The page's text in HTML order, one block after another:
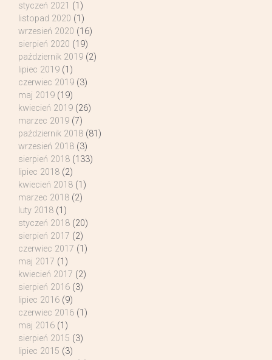
styczeń 2021 (1)
listopad 2020 (1)
wrzesień 2020 (16)
sierpień 2020 (19)
październik 2019 (2)
lipiec 2019 (1)
czerwiec 2019 (3)
maj 2019 (19)
kwiecień 2019 (26)
marzec 2019 (7)
październik 2018 (81)
wrzesień 2018 (3)
sierpień 2018 (133)
lipiec 2018 (2)
kwiecień 2018 (1)
marzec 2018 (2)
luty 2018 (1)
styczeń 2018 (20)
sierpień 2017 (2)
czerwiec 2017 (1)
maj 2017 (1)
kwiecień 2017 (2)
sierpień 2016 (3)
lipiec 2016 (9)
czerwiec 2016 (1)
maj 2016 (1)
sierpień 2015 (3)
lipiec 2015 (3)